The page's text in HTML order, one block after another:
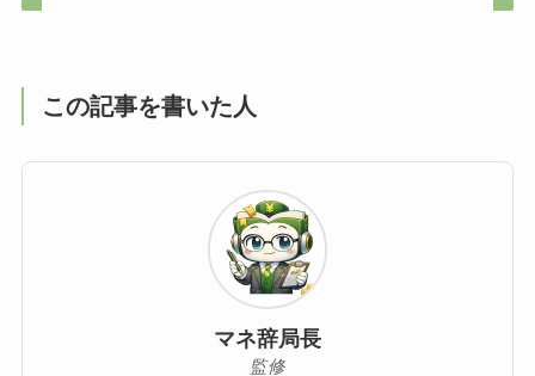
この記事を書いた人
マネ辞局長
監修